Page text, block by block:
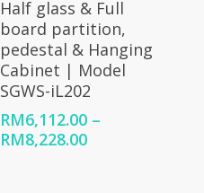
Half glass & Full
board partition,
pedestal & Hanging
Cabinet | Model
SGWS-iL202
RM6,112.00 –
RM8,228.00Price